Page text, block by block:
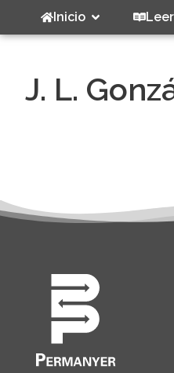
Inicio Leer
J. L.